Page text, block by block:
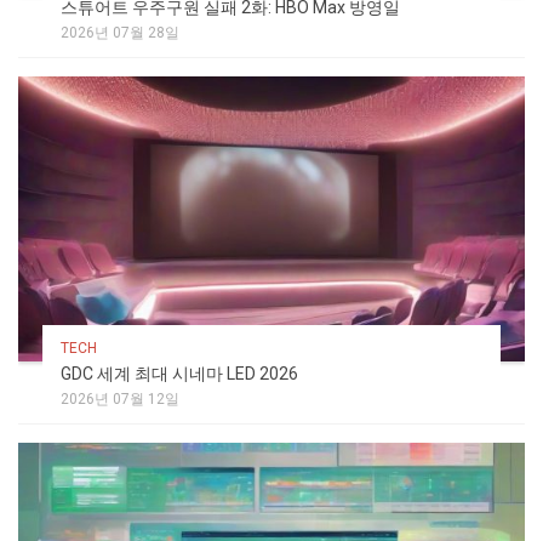
스튜어트 우주구원 실패 2화: HBO Max 방영일
2026년 07월 28일
TECH
GDC 세계 최대 시네마 LED 2026
2026년 07월 12일